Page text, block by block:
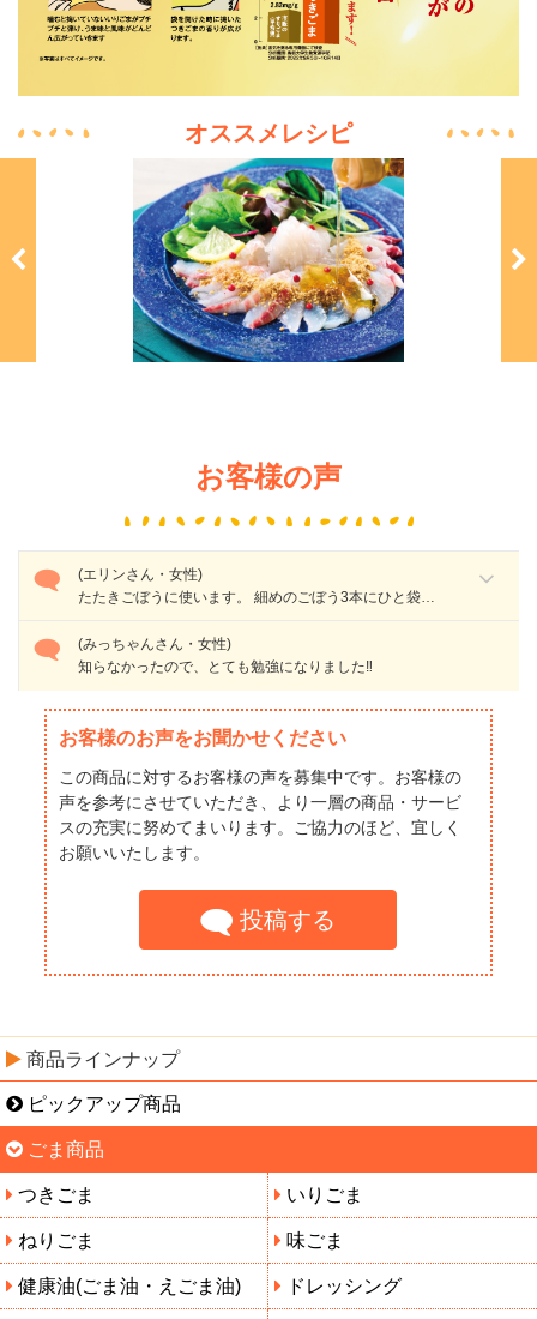
オススメレシピ
お客様の声
(エリンさん・女性)
たたきごぼうに使います。 細めのごぼう3本にひと袋使ってしまいます。ごぼうと胡麻だけなの...
(みっちゃんさん・女性)
知らなかったので、とても勉強になりました‼️
お客様のお声をお聞かせください
この商品に対するお客様の声を募集中です。お客様の
声を参考にさせていただき、より一層の商品・サービ
スの充実に努めてまいります。ご協力のほど、宜しく
お願いいたします。
投稿する
商品ラインナップ
ピックアップ商品
ごま商品
つきごま いりごま
ねりごま 味ごま
健康油(ごま油・えごま油) ドレッシング